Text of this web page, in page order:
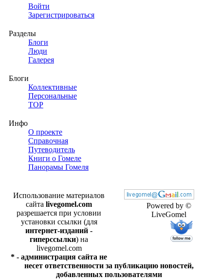
Войти
Зарегистрироваться
Разделы
Блоги
Люди
Галерея
Блоги
Коллективные
Персональные
TOP
Инфо
О проекте
Справочная
Путеводитель
Книги о Гомеле
Панорамы Гомеля
Powered by ©
LiveGomel
Использование материалов
сайта livegomel.com
разрешается при условии
установки ссылки (для
интернет-изданий -
гиперссылки) на
livegomel.com
* - администрация сайта не
несет ответственности за публикацию новостей,
добавленных пользователями